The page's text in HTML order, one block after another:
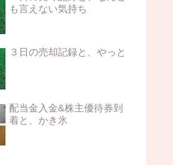
も言えない気持ち
３日の売却記録と、やっと
配当金入金&株主優待券到
着と、かき氷